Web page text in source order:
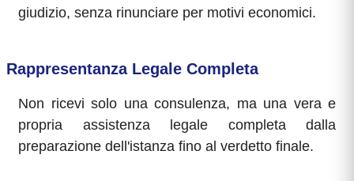
giudizio, senza rinunciare per motivi economici.
Rappresentanza Legale Completa
Non ricevi solo una consulenza, ma una vera e
propria assistenza legale completa dalla
preparazione dell'istanza fino al verdetto finale.